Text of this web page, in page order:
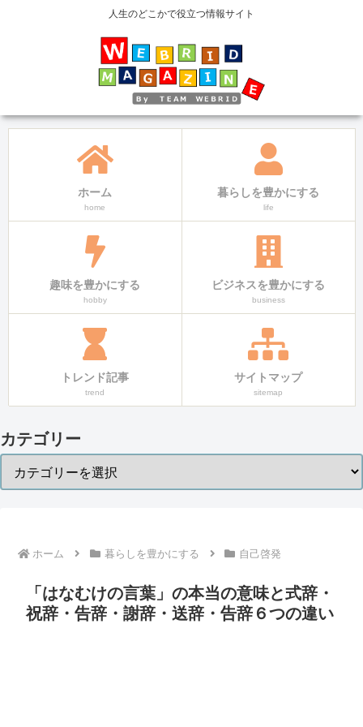
人生のどこかで役立つ情報サイト
ホーム
home
暮らしを豊かにする
life
趣味を豊かにする
hobby
ビジネスを豊かにする
business
トレンド記事
trend
サイトマップ
sitemap
カテゴリー
ホーム 暮らしを豊かにする 自己啓発
「はなむけの言葉」の本当の意味と式辞・
祝辞・告辞・謝辞・送辞・告辞６つの違い